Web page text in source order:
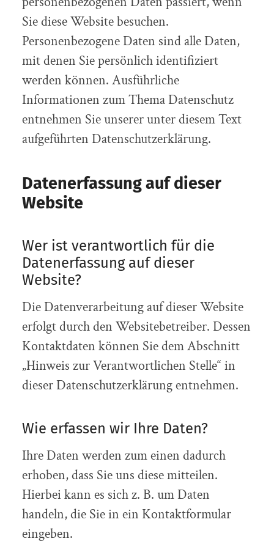
Sie diese Website besuchen.
Personenbezogene Daten sind alle Daten,
mit denen Sie persönlich identifiziert
werden können. Ausführliche
Informationen zum Thema Datenschutz
entnehmen Sie unserer unter diesem Text
aufgeführten Datenschutzerklärung.
Datenerfassung auf dieser
Website
Wer ist verantwortlich für die
Datenerfassung auf dieser
Website?
Die Datenverarbeitung auf dieser Website
erfolgt durch den Websitebetreiber. Dessen
Kontaktdaten können Sie dem Abschnitt
„Hinweis zur Verantwortlichen Stelle“ in
dieser Datenschutzerklärung entnehmen.
Wie erfassen wir Ihre Daten?
Ihre Daten werden zum einen dadurch
erhoben, dass Sie uns diese mitteilen.
Hierbei kann es sich z. B. um Daten
handeln, die Sie in ein Kontaktformular
eingeben.